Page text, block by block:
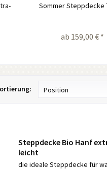
Sommer Steppdecke
ab 159,00 € *
Steppdecke Bio Hanf
leicht
die ideale Steppdecke für